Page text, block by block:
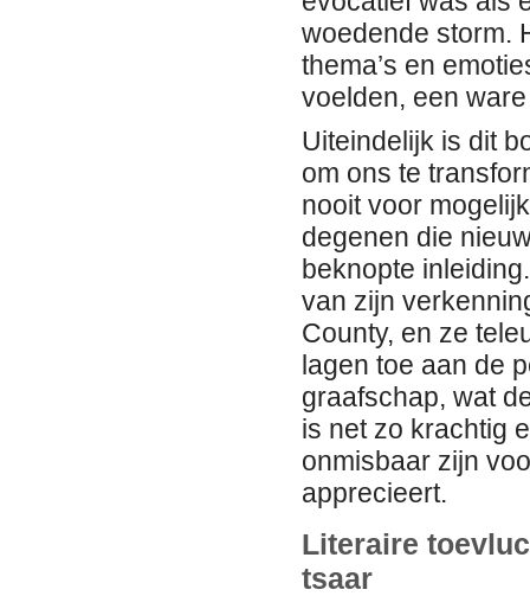
woedende storm.
thema’s en
voelden, een
Uiteindelijk is dit
om ons te
nooit voor
degenen die
beknopte
van zijn
County, en ze
lagen toe aan de
graafschap, wat
is net zo krachtig
onmisbaar zijn
apprecieert.
Literaire
tsaar